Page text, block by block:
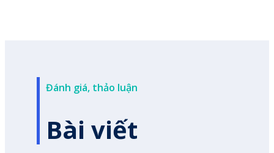
Đánh giá, thảo luận
Bài viết